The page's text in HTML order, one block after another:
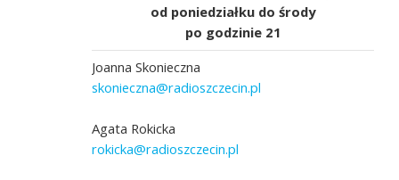
od poniedziałku do środy
po godzinie 21
Joanna Skonieczna
skonieczna@radioszczecin.pl
Agata Rokicka
rokicka@radioszczecin.pl